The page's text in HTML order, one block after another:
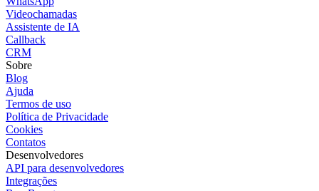
Videochamadas
Assistente de IA
Callback
CRM
Sobre
Blog
Ajuda
Termos de uso
Política de Privacidade
Cookies
Contatos
Desenvolvedores
API para desenvolvedores
Integrações